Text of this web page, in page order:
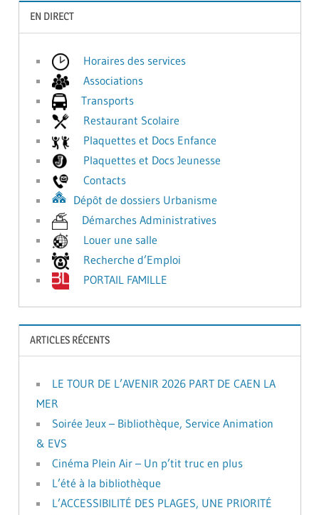
EN DIRECT
Horaires des services
Associations
Transports
Restaurant Scolaire
Plaquettes et Docs Enfance
Plaquettes et Docs Jeunesse
Contacts
Dépôt de dossiers Urbanisme
Démarches Administratives
Louer une salle
Recherche d’Emploi
PORTAIL FAMILLE
ARTICLES RÉCENTS
LE TOUR DE L’AVENIR 2026 PART DE CAEN LA
MER
Soirée Jeux – Bibliothèque, Service Animation
& EVS
Cinéma Plein Air – Un p’tit truc en plus
L’été à la bibliothèque
L’ACCESSIBILITÉ DES PLAGES, UNE PRIORITÉ